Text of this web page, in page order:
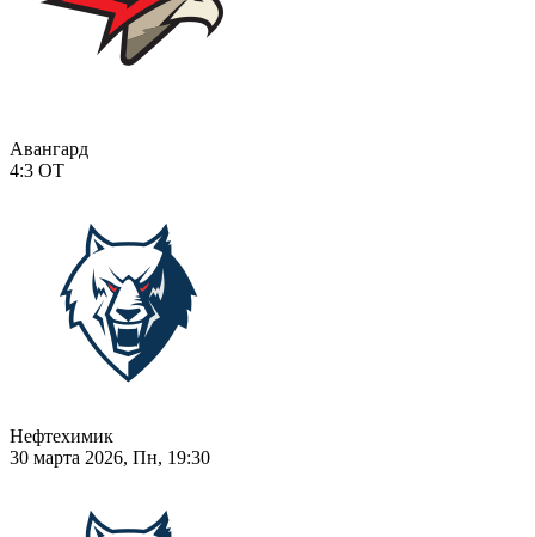
Авангард
4:3 ОТ
Нефтехимик
30 марта 2026, Пн, 19:30